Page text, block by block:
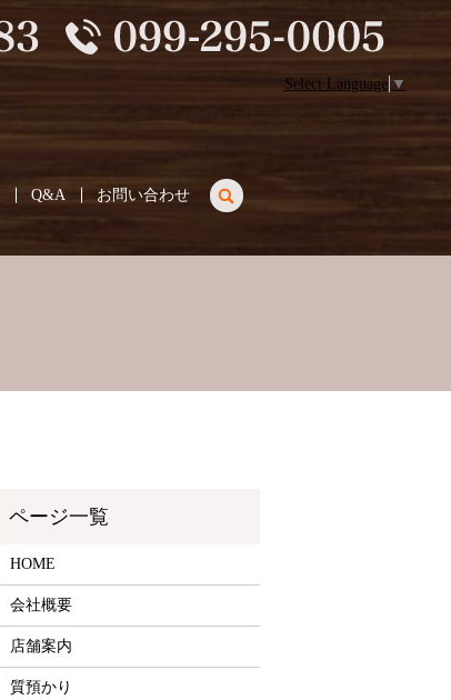
Q&A お問い合わせ search
Select Language ▼
HOME
会社概要
店舗案内
質預かり